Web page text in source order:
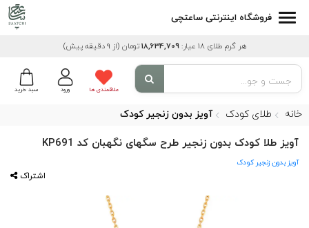
فروشگاه اینترنتی ساعتچی
هر گرم طلای 18 عیار: 18,634,709تومان (از 9 دقیقه پیش)
سبد خرید ورود علاقمندی ها
خانه طلای کودک آویز بدون زنجیر کودک
آویز طلا کودک بدون زنجیر طرح سگهای نگهبان کد KP691
آویز بدون زنجیر کودک
اشتراک